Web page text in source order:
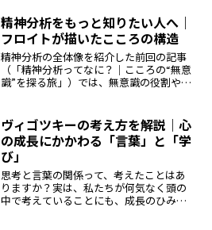
と聞かれて、はっきり答えられる人は意
外と少ないのではないでしょう...
精神分析をもっと知りたい人へ｜
フロイトが描いたこころの構造
精神分析の全体像を紹介した前回の記事
（「精神分析ってなに？｜こころの“無意
識”を探る旅」）では、無意識の役割や精
触れました。今回はそこから一歩進ん
で、精神分析の土台を築...
ヴィゴツキーの考え方を解説｜心
の成長にかかわる「言葉」と「学
び」
思考と言葉の関係って、考えたことはあ
りますか？実は、私たちが何気なく頭の
中で考えていることにも、成長のひみつ